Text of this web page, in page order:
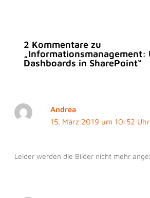
2 Kommentare zu
„Informationsmanagement:
Dashboards in SharePoint“
Andrea
15. März 2019 um 10:52 Uhr
Leider werden die Bilder nicht mehr